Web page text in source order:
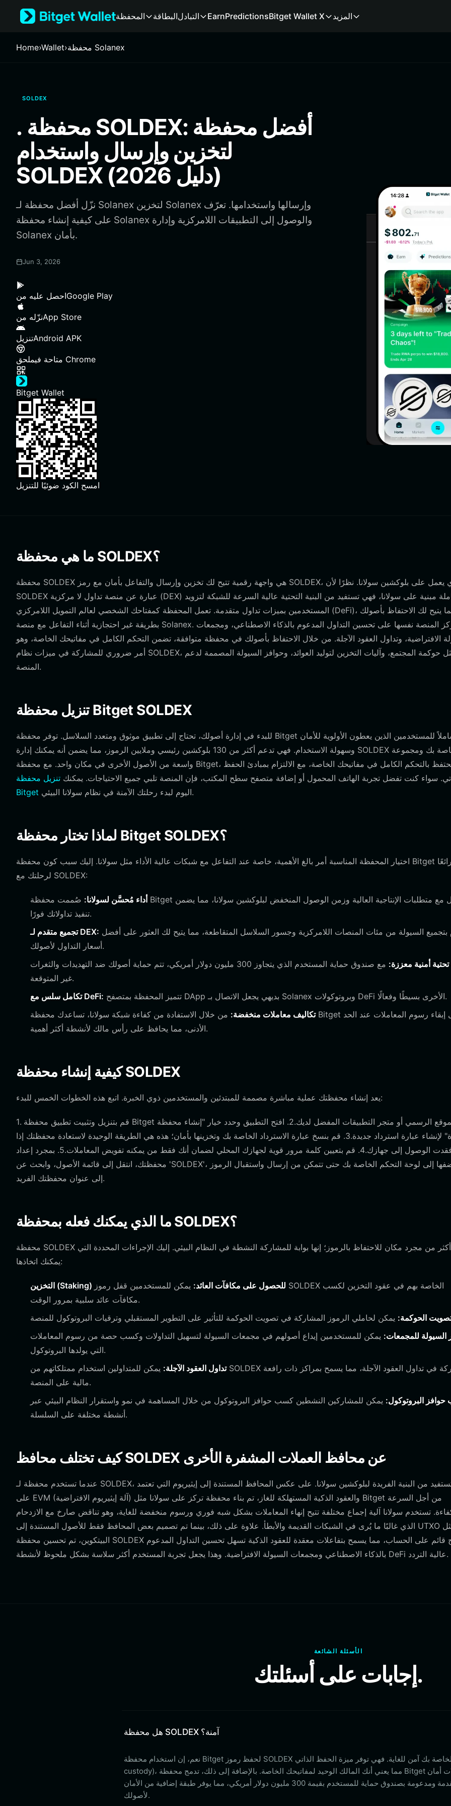
Русский
Español (Latinoamérica)
Deutsch
繁體中文
Português (Portugal)
Bahasa Indonesia
ภาษาไทย
Español
Português (Brasil)
Español (Argentina)
المحفظة البطاقةالتبادل EarnPredictionsBitget Wallet X المزيد
Home›Wallet› محفظة Solanex
SOLDEX
. محفظة SOLDEX: أفضل محفظة
لتخزين وإرسال واستخدام
SOLDEX (دليل 2026)
نزّل أفضل محفظة لـ Solanex لتخزين Solanex وإرسالها واستخدامها. تعرّف
على كيفية إنشاء محفظة Solanex والوصول إلى التطبيقات اللامركزية وإدارة
Solanex بأمان.
Jun 3, 2026
احصل عليه منGoogle Play
نزّله منApp Store
تنزيلAndroid APK
متاحة في ملحق Chrome
Bitget Wallet
امسح الكود ضوئيًا للتنزيل
ما هي محفظة SOLDEX؟
محفظة SOLDEX هي واجهة رقمية تتيح لك تخزين وإرسال والتفاعل بأمان مع رمز SOLDEX، الذي يعمل على بلوكشين سولانا. نظرًا لأن
SOLDEX عبارة عن منصة تداول لا مركزية (DEX) متكاملة مبنية على سولانا، فهي تستفيد من البنية التحتية عالية السرعة للشبكة لتزويد
المستخدمين بميزات تداول متقدمة. تعمل المحفظة كمفتاحك الشخصي لعالم التمويل اللامركزي (DeFi)، مما يتيح لك الاحتفاظ بأصولك
بطريقة غير احتجازية أثناء التفاعل مع منصة Solanex. تركز المنصة نفسها على تحسين التداول المدعوم بالذكاء الاصطناعي، ومجمعات
الافتراضية، وتداول العقود الآجلة. من خلال الاحتفاظ بأصولك في محفظة متوافقة، تضمن التحكم الكامل في مفاتيحك الخاصة، وهو
أمر ضروري للمشاركة في ميزات نظام SOLDEX، مثل حوكمة المجتمع، وآليات التخزين لتوليد العوائد، وحوافز السيولة المصممة لدعم
المنصة.
تنزيل محفظة Bitget SOLDEX
للبدء في إدارة أصولك، تحتاج إلى تطبيق موثوق ومتعدد السلاسل. توفر محفظة Bitget حلاً شاملاً للمستخدمين الذين يعطون الأولوية للأمان
وسهولة الاستخدام. فهي تدعم أكثر من 130 بلوكشين رئيسي وملايين الرموز، مما يضمن أنه يمكنك إدارة SOLDEX الخاصة بك ومجموعة
واسعة من الأصول الأخرى في مكان واحد. مع محفظة Bitget، تحتفظ بالتحكم الكامل في مفاتيحك الخاصة، مع الالتزام بمبادئ الحفظ
سواء كنت تفضل تجربة الهاتف المحمول أو إضافة متصفح سطح المكتب، فإن المنصة تلبي جميع الاحتياجات. يمكنك تنزيل محفظة
Bitget
اليوم لبدء رحلتك الآمنة في نظام سولانا البيئي.
لماذا تختار محفظة Bitget SOLDEX؟
اختيار المحفظة المناسبة أمر بالغ الأهمية، خاصة عند التفاعل مع شبكات عالية الأداء مثل سولانا. إليك سبب كون محفظة Bitget خيارًا رائعًا
لرحلتك مع SOLDEX:
أداء مُحسَّن لسولانا: صُممت محفظة Bitget للتعامل مع متطلبات الإنتاجية العالية وزمن الوصول المنخفض لبلوكشين سولانا، مما يضمن
تنفيذ تداولاتك فورًا.
تجميع متقدم لـ DEX:
أسعار التداول لأصولك.
تحتية أمنية معززة:
مع صندوق حماية المستخدم الذي يتجاوز 300 مليون دولار أمريكي، تتم حماية أصولك ضد التهديدات والثغرات
غير المتوقعة.
تكامل سلس مع DeFi:
تتميز المحفظة بمتصفح DApp بديهي يجعل الاتصال بـ Solanex وبروتوكولات DeFi الأخرى بسيطًا وفعالًا.
تكاليف معاملات منخفضة: من خلال الاستفادة من كفاءة شبكة سولانا، تساعدك محفظة Bitget على إبقاء رسوم المعاملات عند الحد
الأدنى، مما يحافظ على رأس مالك لأنشطة أكثر أهمية.
كيفية إنشاء محفظة SOLDEX
يعد إنشاء محفظتك عملية مباشرة مصممة للمبتدئين والمستخدمين ذوي الخبرة. اتبع هذه الخطوات الخمس للبدء:
1. قم بتنزيل وتثبيت تطبيق محفظة Bitget من الموقع الرسمي أو متجر التطبيقات المفضل لديك.2. افتح التطبيق وحدد خيار "إنشاء محفظة
جديدة" لإنشاء عبارة استرداد جديدة.3. قم بنسخ عبارة الاسترداد الخاصة بك وتخزينها بأمان؛ هذه هي الطريقة الوحيدة لاستعادة محفظتك إذا
فقدت الوصول إلى جهازك.4. قم بتعيين كلمة مرور قوية لجهازك المحلي لضمان أنك فقط من يمكنه تفويض المعاملات.5. بمجرد إعداد
محفظتك، انتقل إلى قائمة الأصول، وابحث عن 'SOLDEX'، وأضفها إلى لوحة التحكم الخاصة بك حتى تتمكن من إرسال واستقبال الرموز
إلى عنوان محفظتك الفريد.
ما الذي يمكنك فعله بمحفظة SOLDEX؟
محفظة SOLDEX هي أكثر من مجرد مكان للاحتفاظ بالرموز؛ إنها بوابة للمشاركة النشطة في النظام البيئي. إليك الإجراءات المحددة التي
يمكنك اتخاذها:
التخزين (Staking) للحصول على مكافآت العائد: يمكن للمستخدمين قفل رموز SOLDEX الخاصة بهم في عقود التخزين لكسب
مكافآت عائد سلبية بمرور الوقت.
الحوكمة:
السيولة للمجمعات: يمكن للمستخدمين إيداع أصولهم في مجمعات السيولة لتسهيل التداولات وكسب حصة من رسوم المعاملات
التي يولدها البروتوكول.
تداول العقود الآجلة: يمكن للمتداولين استخدام ممتلكاتهم من SOLDEX للمشاركة في تداول العقود الآجلة، مما يسمح بمراكز ذات رافعة
مالية على المنصة.
البروتوكول: يمكن للمشاركين النشطين كسب حوافز البروتوكول من خلال المساهمة في نمو واستقرار النظام البيئي عبر
أنشطة مختلفة على السلسلة.
كيف تختلف محافظ SOLDEX عن محافظ العملات المشفرة الأخرى
عندما تستخدم محفظة لـ SOLDEX، فإنك تستفيد من البنية الفريدة لبلوكشين سولانا. على عكس المحافظ المستندة إلى إيثيريوم التي تعتمد
على EVM (آلة إيثيريوم الافتراضية) والعقود الذكية المستهلكة للغاز، تم بناء محفظة تركز على سولانا مثل Bitget من أجل السرعة
تستخدم سولانا آلية إجماع مختلفة تتيح إنهاء المعاملات بشكل شبه فوري ورسوم منخفضة للغاية، وهو تناقض صارخ مع الازدحام
الذي غالبًا ما يُرى في الشبكات القديمة والأبطأ. علاوة على ذلك، بينما تم تصميم بعض المحافظ فقط للأصول المستندة إلى UTXO مثل
البيتكوين، تم تحسين محفظة SOLDEX لنموذج قائم على الحساب، مما يسمح بتفاعلات معقدة للعقود الذكية تسهل تحسين التداول المدعوم
بالذكاء الاصطناعي ومجمعات السيولة الافتراضية. وهذا يجعل تجربة المستخدم أكثر سلاسة بشكل ملحوظ لأنشطة DeFi عالية التردد.
الأسئلة الشائعة
إجابات على أسئلتك.
هل محفظة SOLDEX آمنة؟
نعم، إن استخدام محفظة Bitget لحفظ رموز SOLDEX الخاصة بك آمن للغاية. فهي توفر ميزة الحفظ الذاتي (self-
custody)، مما يعني أنك المالك الوحيد لمفاتيحك الخاصة. بالإضافة إلى ذلك، تدمج محفظة Bitget بروتوكولات أمان
متقدمة ومدعومة بصندوق حماية للمستخدم بقيمة 300 مليون دولار أمريكي، مما يوفر طبقة إضافية من الأمان
لأصولك.